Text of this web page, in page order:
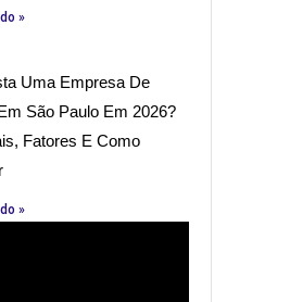
»
Uma Empresa De
São Paulo Em 2026?
Fatores E Como
»